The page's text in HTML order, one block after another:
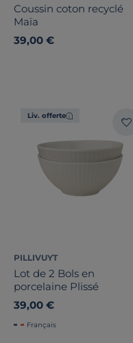
Coussin coton recyclé
Maïa
39,00 €
Liv. offerte
PILLIVUYT
Lot de 2 Bols en
porcelaine Plissé
39,00 €
Français